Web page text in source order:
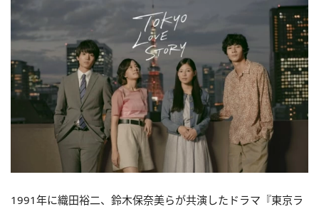
1991年に織田裕二、鈴木保奈美らが共演したドラマ『東京ラ